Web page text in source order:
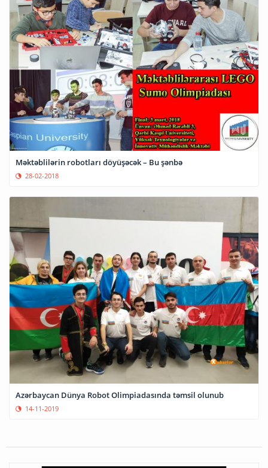
Məktəblilərin robotları döyüşəcək – Bu şənbə
28-02-2018
Azərbaycan Dünya Robot Olimpiadasında təmsil olunub
14-11-2019